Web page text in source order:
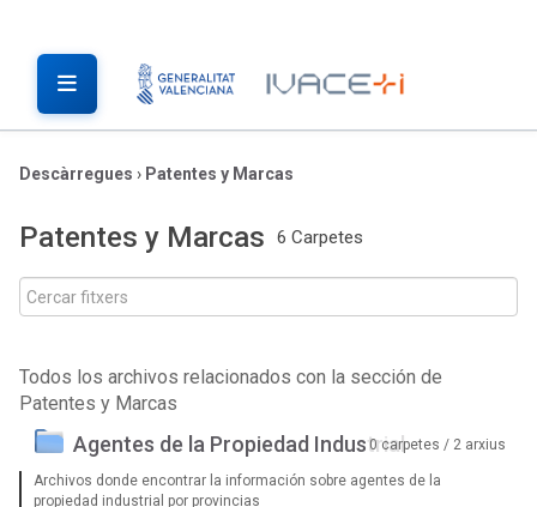
Descàrregues › Patentes y Marcas
Patentes y Marcas 6 Carpetes
Todos los archivos relacionados con la sección de
Patentes y Marcas
Agentes de la Propiedad Industrial0 carpetes / 2 arxius
Archivos donde encontrar la información sobre agentes de la
propiedad industrial por provincias